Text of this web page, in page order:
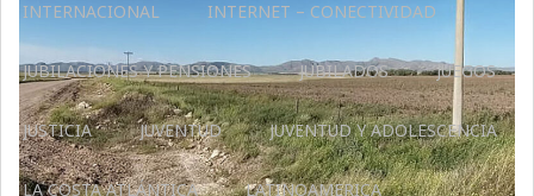
INTERNACIONAL INTERNET – CONECTIVIDAD
JUBILACIONES Y PENSIONES JUBILADOS JUEGOS
JUSTICIA JUVENTUD JUVENTUD Y ADOLESCENCIA
LA COSTA ATLÁNTICA LATINOAMERICA